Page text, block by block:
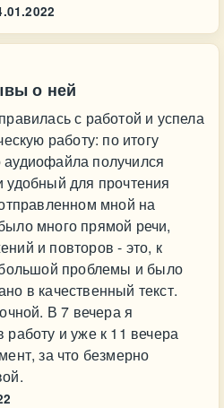
о ней
с работой и успела
работу: по итогу
получился
для прочтения
мной на
много прямой речи,
и повторов - это, к
проблемы и было
в качественный текст.
В 7 вечера я
и уже к 11 вечера
за что безмерно